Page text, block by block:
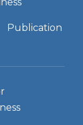
Publication